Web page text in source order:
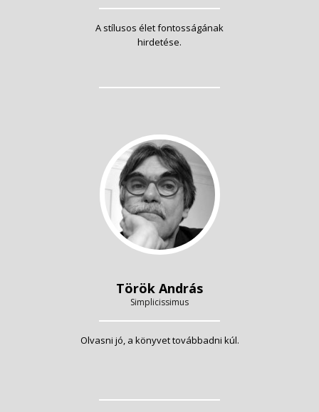
A stílusos élet fontosságának
hirdetése.
Török András
Simplicissimus
Olvasni jó, a könyvet továbbadni kúl.